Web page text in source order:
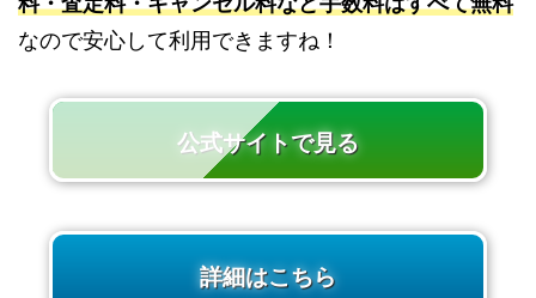
なので安心して利用できますね！
公式サイトで見る
詳細はこちら